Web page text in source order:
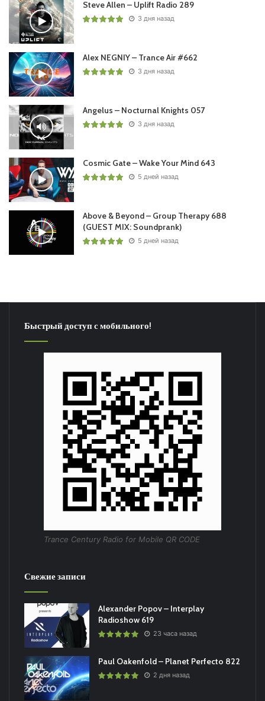
Steve Allen – Uplift Radio 289
3 дня назад
Alex NEGNIY – Trance Air #662
3 дня назад
Angelus – Nocturnal Knights 057
3 дня назад
Cosmic Gate – Wake Your Mind 643
5 дней назад
Above & Beyond – Group Therapy 688
(GUEST MIX: Soundprank)
5 дней назад
Быстрый доступ с мобильного!
Trance Century Radio for Mobile QR CODE
Свежие записи
Alexander Popov – Interplay
Radioshow 619
23 часа назад
Paul Oakenfold – Planet Perfecto 822
2 дня назад